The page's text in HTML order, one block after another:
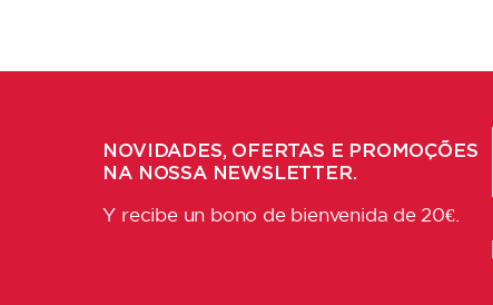
NOVIDADES, OFERTAS E PROMOÇÕES
NA NOSSA NEWSLETTER.
Y recibe un bono de bienvenida de 20€.